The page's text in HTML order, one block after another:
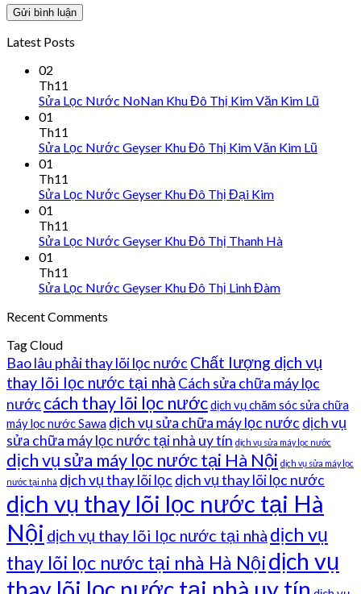
Latest Posts
02
Th11
Sửa Lọc Nước NoNan Khu Đô Thị Kim Văn Kim Lũ
01
Th11
Sửa Lọc Nước Geyser Khu Đô Thị Kim Văn Kim Lũ
01
Th11
Sửa Lọc Nước Geyser Khu Đô Thị Đại Kim
01
Th11
Sửa Lọc Nước Geyser Khu Đô Thị Thanh Hà
01
Th11
Sửa Lọc Nước Geyser Khu Đô Thị Linh Đàm
Recent Comments
Tag Cloud
Bao lâu phải thay lõi lọc nước Chất lượng dịch vụ
thay lõi lọc nước tại nhà Cách sửa chữa máy lọc
nước cách thay lõi lọc nướcdịch vụ chăm sóc sửa chữa
máy lọc nước Sawa dịch vụ sửa chữa máy lọc nước dịch vụ
sửa chữa máy lọc nước tại nhà uy tín dịch vụ sửa máy lọc nước
dịch vụ sửa máy lọc nước tại Hà Nội dịch vụ sửa máy lọc
nước tại nhà dịch vụ thay lõi lọc dịch vụ thay lõi lọc nước
dịch vụ thay lõi lọc nước tại Hà
Nội dịch vụ thay lõi lọc nước tại nhà dịch vụ
thay lõi lọc nước tại nhà Hà Nộidịch vụ